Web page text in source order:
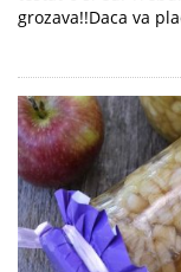
grozava!!Daca va